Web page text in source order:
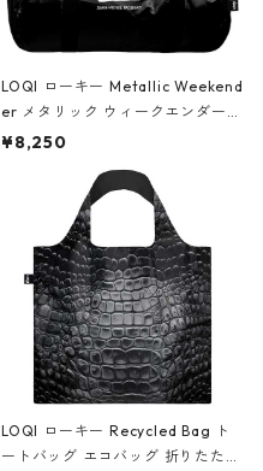
LOQI ローキー Metallic Weekend
er メタリック ウィークエンダー
ボストンバッグ ショルダーバッグ
Black ジャン=ミッシェル・バスキ
ア/クラウン ブラック
¥8,250
LOQI ローキー Recycled Bag ト
ートバッグ エコバッグ 折りたたみ